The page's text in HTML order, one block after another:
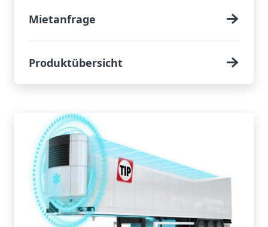
Mietanfrage
Produktübersicht